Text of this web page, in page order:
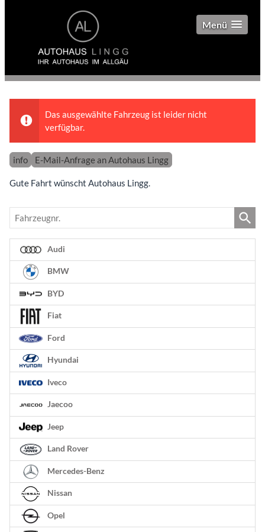
Menü
Das ausgewählte Fahrzeug ist leider nicht
verfügbar.
info E-Mail-Anfrage an Autohaus Lingg
Gute Fahrt wünscht Autohaus Lingg.
Fahrzeugnr.
Audi
BMW
BYD
Fiat
Ford
Hyundai
Iveco
Jaecoo
Jeep
Land Rover
Mercedes-Benz
Nissan
Opel